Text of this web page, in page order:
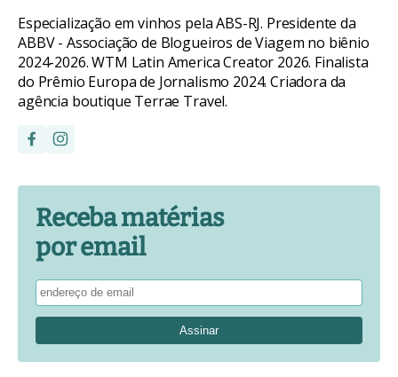
Especialização em vinhos pela ABS-RJ. Presidente da
ABBV - Associação de Blogueiros de Viagem no biênio
2024-2026. WTM Latin America Creator 2026. Finalista
do Prêmio Europa de Jornalismo 2024. Criadora da
agência boutique Terrae Travel.
Receba matérias
por email